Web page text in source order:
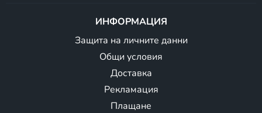
ИНФОРМАЦИЯ
Защита на личните данни
Общи условия
Доставка
Рекламация
Плащане